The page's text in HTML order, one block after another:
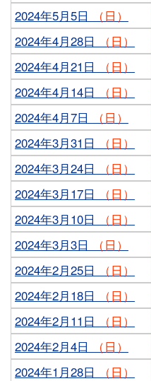
2024年5月5日
（日）
2024年4月28日
（日）
2024年4月21日
（日）
2024年4月14日
（日）
2024年4月7日
（日）
2024年3月31日
（日）
2024年3月24日
（日）
2024年3月17日
（日）
2024年3月10日
（日）
2024年3月3日
（日）
2024年2月25日
（日）
2024年2月18日
（日）
2024年2月11日
（日）
2024年2月4日
（日）
2024年1月28日
（日）